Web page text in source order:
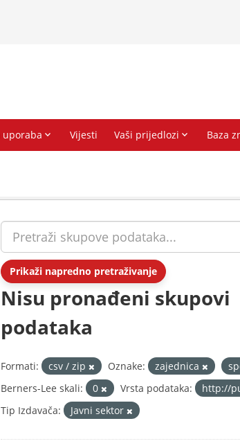
Prikaži napredno pretraživanje
Nisu pronađeni skupovi
podataka
Formati: csv / zip Oznake: zajednica
Berners-Lee skali:
0 Vrsta podataka:
http://
Tip Izdavača:
Javni sektor